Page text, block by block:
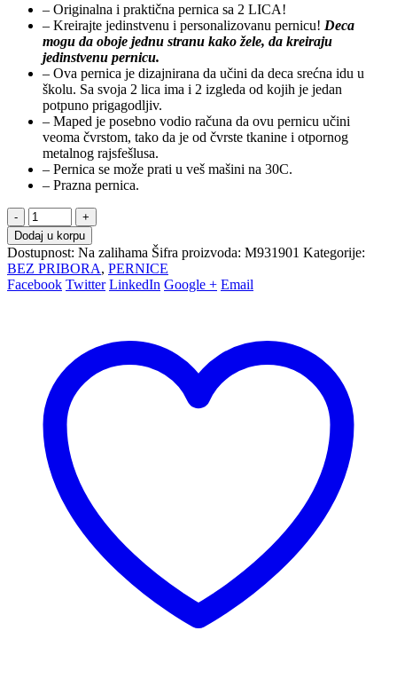
– Originalna i praktična pernica sa 2 LICA!
– Kreirajte jedinstvenu i personalizovanu pernicu! Deca
mogu da oboje jednu stranu kako žele, da kreiraju
jedinstvenu pernicu.
– Ova pernica je dizajnirana da učini da deca srećna idu u
školu. Sa svoja 2 lica ima i 2 izgleda od kojih je jedan
potpuno prigagodljiv.
– Maped je posebno vodio računa da ovu pernicu učini
veoma čvrstom, tako da je od čvrste tkanine i otpornog
metalnog rajsfešlusa.
– Pernica se može prati u veš mašini na 30C.
– Prazna pernica.
-
+
Dodaj u korpu
Dostupnost: Na zalihama Šifra proizvoda: M931901 Kategorije:
BEZ PRIBORA, PERNICE
Facebook Twitter LinkedIn Google + Email